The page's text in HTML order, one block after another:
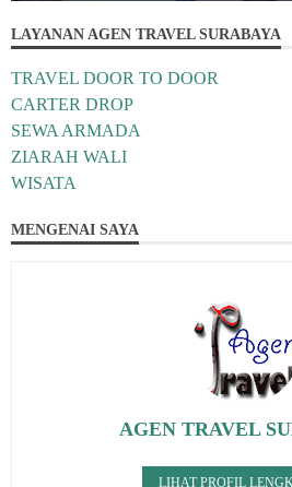
LAYANAN AGEN TRAVEL SURABAYA
TRAVEL DOOR TO DOOR
CARTER DROP
SEWA ARMADA
ZIARAH WALI
WISATA
MENGENAI SAYA
AGEN TRAVEL
LIHAT PROFIL